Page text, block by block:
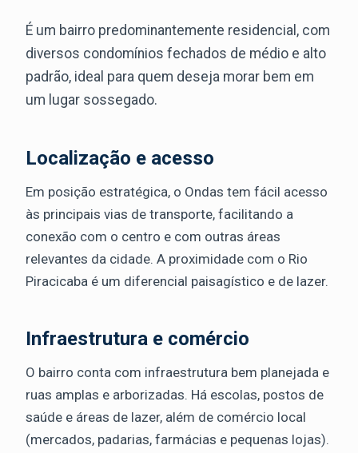
É um bairro predominantemente residencial, com
diversos condomínios fechados de médio e alto
padrão, ideal para quem deseja morar bem em
um lugar sossegado.
Localização e acesso
Em posição estratégica, o Ondas tem fácil acesso
às principais vias de transporte, facilitando a
conexão com o centro e com outras áreas
relevantes da cidade. A proximidade com o Rio
Piracicaba é um diferencial paisagístico e de lazer.
Infraestrutura e comércio
O bairro conta com infraestrutura bem planejada e
ruas amplas e arborizadas. Há escolas, postos de
saúde e áreas de lazer, além de comércio local
(mercados, padarias, farmácias e pequenas lojas).